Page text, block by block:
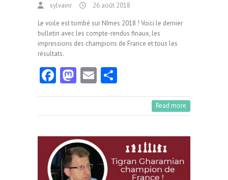
sylvainr 26 août 2018
Le voile est tombé sur Nîmes 2018 ! Voici le dernier
bulletin avec les compte-rendus finaux, les
impressions des champions de France et tous les
résultats.
Fa
ce
o
k
M
as
o
n
E
m rt
Read more